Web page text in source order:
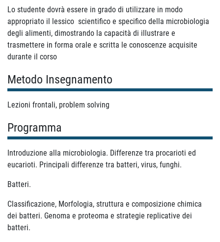
Lo studente dovrà essere in grado di utilizzare in modo
appropriato il lessico scientifico e specifico della microbiologia
degli alimenti, dimostrando la capacità di illustrare e
trasmettere in forma orale e scritta le conoscenze acquisite
durante il corso
Metodo Insegnamento
Lezioni frontali, problem solving
Programma
Introduzione alla microbiologia. Differenze tra procarioti ed
eucarioti. Principali differenze tra batteri, virus, funghi.
Batteri.
Classificazione, Morfologia, struttura e composizione chimica
dei batteri. Genoma e proteoma e strategie replicative dei
batteri.